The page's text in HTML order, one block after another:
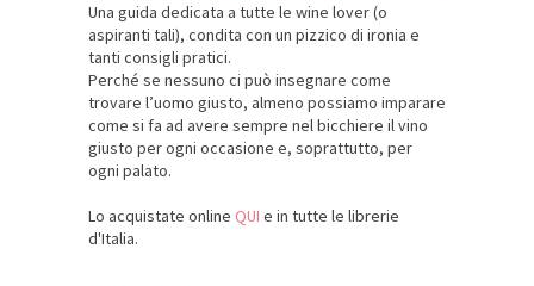
Una guida dedicata a tutte le wine lover (o
aspiranti tali), condita con un pizzico di ironia e
tanti consigli pratici.
Perché se nessuno ci può insegnare come
trovare l’uomo giusto, almeno possiamo imparare
come si fa ad avere sempre nel bicchiere il vino
giusto per ogni occasione e, soprattutto, per
ogni palato.
Lo acquistate online QUI e in tutte le librerie
d'Italia.